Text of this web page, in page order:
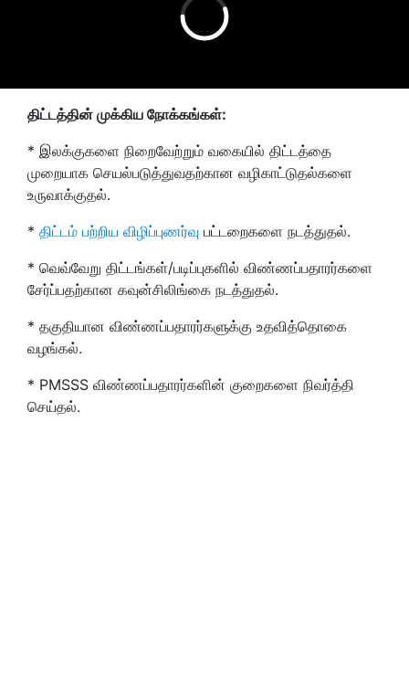
திட்டத்தின் முக்கிய நோக்கங்கள்:
* இலக்குகளை நிறைவேற்றும் வகையில் திட்டத்தை
முறையாக செயல்படுத்துவதற்கான வழிகாட்டுதல்களை
உருவாக்குதல்.
* திட்டம் பற்றிய விழிப்புணர்வு பட்டறைகளை நடத்துதல்.
* வெவ்வேறு திட்டங்கள்/படிப்புகளில் விண்ணப்பதாரர்களை
சேர்ப்பதற்கான கவுன்சிலிங்கை நடத்துதல்.
* தகுதியான விண்ணப்பதாரர்களுக்கு உதவித்தொகை
வழங்கல்.
* PMSSS விண்ணப்பதாரர்களின் குறைகளை நிவர்த்தி
செய்தல்.